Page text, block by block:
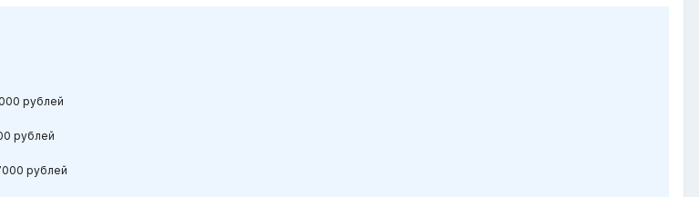
рублей
рублей
рублей